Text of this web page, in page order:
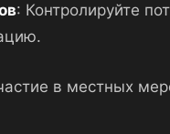
: Контролируйте
в местных